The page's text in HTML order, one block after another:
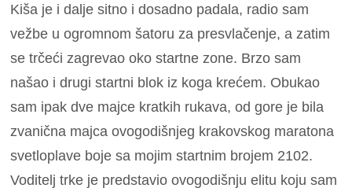
Kiša je i dalje sitno i dosadno padala, radio sam
vežbe u ogromnom šatoru za presvlačenje, a zatim
se trčeći zagrevao oko startne zone. Brzo sam
našao i drugi startni blok iz koga krećem. Obukao
sam ipak dve majce kratkih rukava, od gore je bila
zvanična majca ovogodišnjeg krakovskog maratona
svetloplave boje sa mojim startnim brojem 2102.
Voditelj trke je predstavio ovogodišnju elitu koju sam